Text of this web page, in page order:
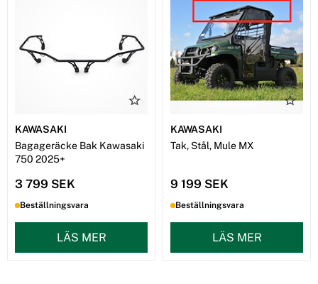
KAWASAKI
Bagageräcke Bak Kawasaki
750 2025+
3 799 SEK
Beställningsvara
LÄS MER
KAWASAKI
Tak, Stål, Mule MX
9 199 SEK
Beställningsvara
LÄS MER